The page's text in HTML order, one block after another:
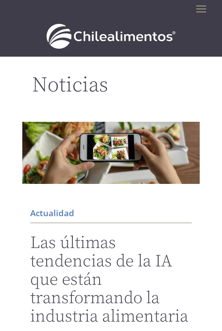
Noticias
Actualidad
Las últimas
tendencias de la IA
que están
transformando la
industria alimentaria